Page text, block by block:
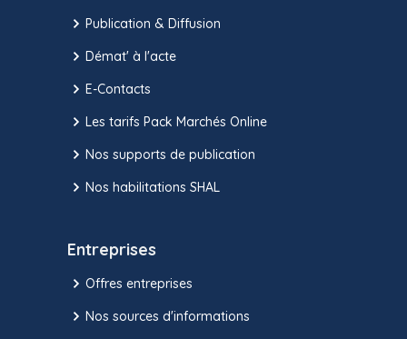
Publication & Diffusion
Démat' à l'acte
E-Contacts
Les tarifs Pack Marchés Online
Nos supports de publication
Nos habilitations SHAL
Entreprises
Offres entreprises
Nos sources d'informations